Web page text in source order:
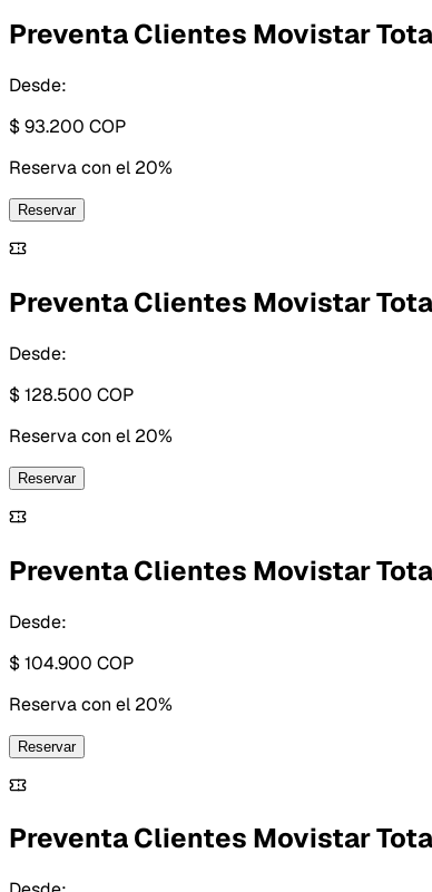
Preventa Clientes Movistar
Desde:
$ 93.200 COP
Reserva con el 20%
Reservar
Preventa Clientes Movistar
Desde:
$ 128.500 COP
Reserva con el 20%
Reservar
Preventa Clientes Movistar
Desde:
$ 104.900 COP
Reserva con el 20%
Reservar
Preventa Clientes Movistar